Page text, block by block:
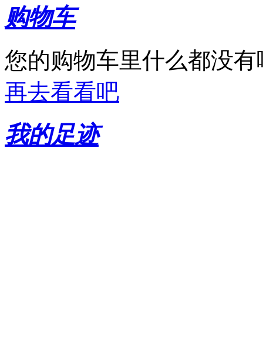
购物车
您的购物车里什么都没有
再去看看吧
我的足迹